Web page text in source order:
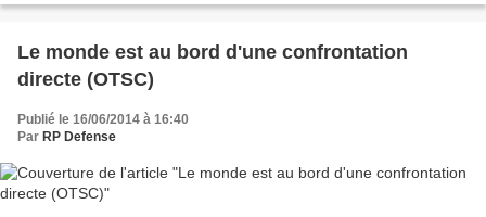
Le monde est au bord d'une confrontation
directe (OTSC)
Publié le 16/06/2014 à 16:40
Par RP Defense